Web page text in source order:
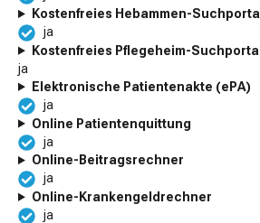
Kostenfreies Hebammen-Suchportal
ja
Kostenfreies Pflegeheim-Suchportal
ja
Elektronische Patientenakte (ePA)
ja
Online Patientenquittung
ja
Online-Beitragsrechner
ja
Online-Krankengeld­rechner
ja